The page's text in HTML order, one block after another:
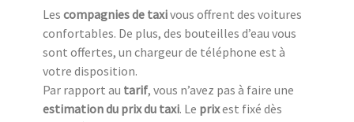
Les compagnies de taxivous offrent des voitures
confortables. De plus, des bouteilles d’eau vous
sont offertes, un chargeur de téléphone est à
votre disposition.
Par rapport au tarif, vous n’avez pas à faire une
estimation du prix du taxi. Le prixest fixé dès